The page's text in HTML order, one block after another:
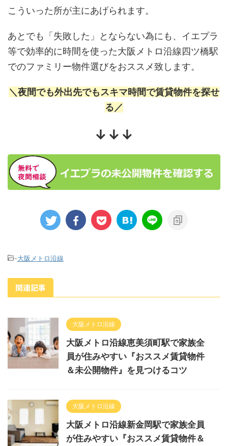
こういった所が主にあげられます。
あとでも「失敗した」とならない為にも、イエプラ
等で効率的に時間を使った大阪メトロ沿線四ツ橋駅
でのファミリー物件選びをおススメ致します。
＼夜間でも外出先でもスキマ時間で賃貸物件を探せ
る／
↓↓↓
-大阪メトロ沿線
関連記事
大阪メトロ沿線
大阪メトロ沿線恵美須町駅で家族全
員が住みやすい『おススメ賃貸物件
＆未公開物件』を見つけるコツ
大阪メトロ沿線
大阪メトロ沿線新金岡駅で家族全員
が住みやすい『おススメ賃貸物件＆